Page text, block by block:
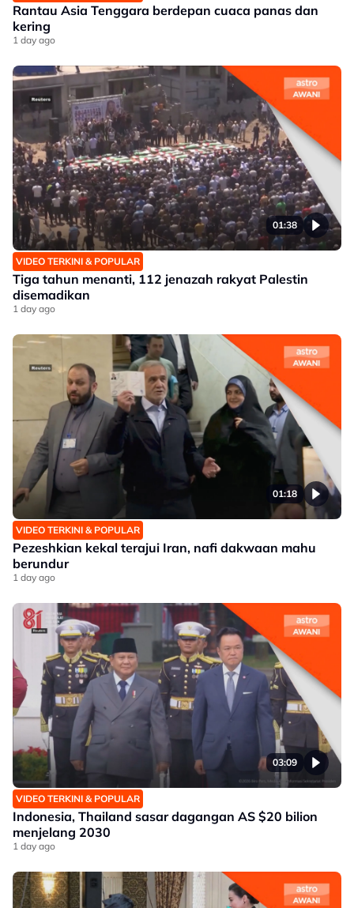
Rantau Asia Tenggara berdepan cuaca panas dan
kering
1 day ago
01:38
VIDEO TERKINI & POPULAR
Tiga tahun menanti, 112 jenazah rakyat Palestin
disemadikan
1 day ago
01:18
VIDEO TERKINI & POPULAR
Pezeshkian kekal terajui Iran, nafi dakwaan mahu
berundur
1 day ago
03:09
VIDEO TERKINI & POPULAR
Indonesia, Thailand sasar dagangan AS $20 bilion
menjelang 2030
1 day ago